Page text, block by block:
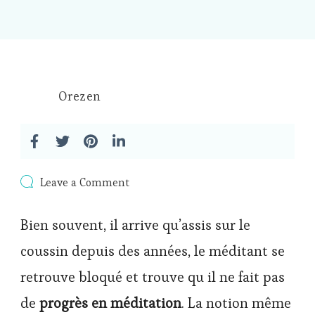
Orezen
Leave a Commenton
vois
de
a
ma
méditation »
Bien souvent, il arrive qu’assis sur le
coussin depuis des années, le méditant se
retrouve bloqué et trouve qu il ne fait pas
de progrès en méditation. La notion même